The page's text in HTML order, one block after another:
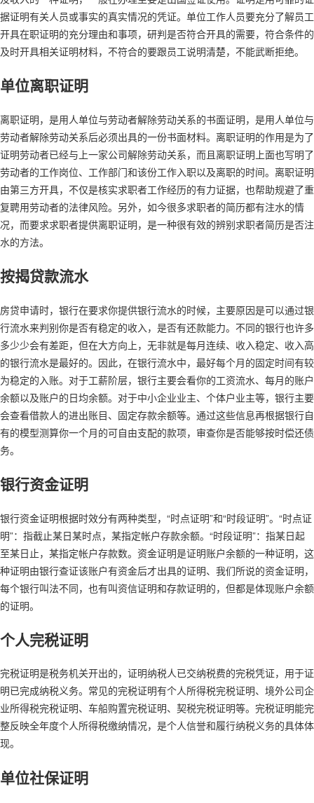
据证明有关人员或事实的真实情况的凭证。单位工作人员要充分了解员工
开具在职证明的充分理由和事项，研判是否符合开具的需要，符合条件的
及时开具相关证明材料，不符合的要跟员工说明清楚，不能武断拒绝。
单位离职证明
离职证明，是用人单位与劳动者解除劳动关系的书面证明，是用人单位与
劳动者解除劳动关系后必须出具的一份书面材料。离职证明的作用是为了
证明劳动者已经与上一家公司解除劳动关系，而且离职证明上面也写明了
劳动者的工作岗位、工作部门和该份工作入职以及离职的时间。离职证明
由第三方开具，不仅是核实求职者工作经历的有力证据，也帮助规避了重
复聘用劳动者的法律风险。另外，如今很多求职者的简历都有注水的情
况，而要求求职者提供离职证明，是一种很有效的辨别求职者简历是否注
水的方法。
按揭贷款流水
房贷申请时，银行在要求你提供银行流水的时候，主要原因是可以通过银
行流水来判别你是否有稳定的收入，是否有还款能力。不同的银行也许多
多少少会有差距，但在大方向上，无非就是每月连续、收入稳定、收入高
的银行流水是最好的。因此，在银行流水中，最好每个月的固定时间有较
为稳定的入账。对于工薪阶层，银行主要会看你的工资流水、每月的账户
余额以及账户的日均余额。对于中小企业业主、个体户业主等，银行主要
会查看借款人的进出账目、固定存款余额等。通过这些信息再根据银行自
有的模型测算你一个月的可自由支配的款项，审查你是否能够按时偿还债
务。
银行资金证明
银行资金证明根据时效分有两种类型，“时点证明”和“时段证明”。“时点证
明”：指截止某日某时点，某指定帐户存款余额。“时段证明”：指某日起
至某日止，某指定帐户存款数。资金证明是证明账户余额的一种证明，这
种证明由银行查证该账户有资金后才出具的证明、我们所说的资金证明，
每个银行叫法不同，也有叫资信证明和存款证明的，但都是体现账户余额
的证明。
个人完税证明
完税证明是税务机关开出的，证明纳税人已交纳税费的完税凭证，用于证
明已完成纳税义务。常见的完税证明有个人所得税完税证明、境外公司企
业所得税完税证明、车船购置完税证明、契税完税证明等。完税证明能完
整反映全年度个人所得税缴纳情况，是个人信誉和履行纳税义务的具体体
现。
单位社保证明